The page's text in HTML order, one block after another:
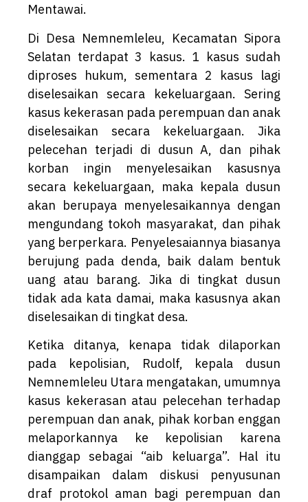
Mentawai.
Di Desa Nemnemleleu, Kecamatan Sipora
Selatan terdapat 3 kasus. 1 kasus sudah
diproses hukum, sementara 2 kasus lagi
diselesaikan secara kekeluargaan. Sering
kasus kekerasan pada perempuan dan anak
diselesaikan secara kekeluargaan. Jika
pelecehan terjadi di dusun A, dan pihak
korban ingin menyelesaikan kasusnya
secara kekeluargaan, maka kepala dusun
akan berupaya menyelesaikannya dengan
mengundang tokoh masyarakat, dan pihak
yang berperkara. Penyelesaiannya biasanya
berujung pada denda, baik dalam bentuk
uang atau barang. Jika di tingkat dusun
tidak ada kata damai, maka kasusnya akan
diselesaikan di tingkat desa.
Ketika ditanya, kenapa tidak dilaporkan
pada kepolisian, Rudolf, kepala dusun
Nemnemleleu Utara mengatakan, umumnya
kasus kekerasan atau pelecehan terhadap
perempuan dan anak, pihak korban enggan
melaporkannya ke kepolisian karena
dianggap sebagai “aib keluarga”. Hal itu
disampaikan dalam diskusi penyusunan
draf protokol aman bagi perempuan dan